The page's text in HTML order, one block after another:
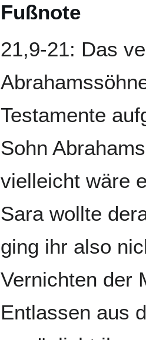
Fußnote
21,9-21: Das
Testamente
Sohn
vielleicht wäre
Sara wollte
ging ihr also
Vernichten der
Entlassen aus